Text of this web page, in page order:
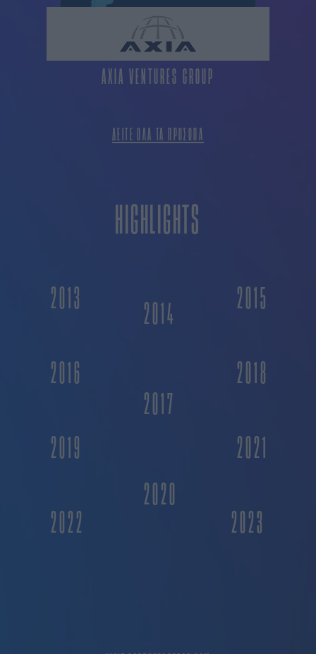
AXIA VENTURES GROUP
ΔΕΙΤΕ ΟΛΑ ΤΑ ΠΡΟΣΩΠΑ
HIGHLIGHTS
2013 2014
2015
2016
2017
2018
2019
2020
2021
2022
2023